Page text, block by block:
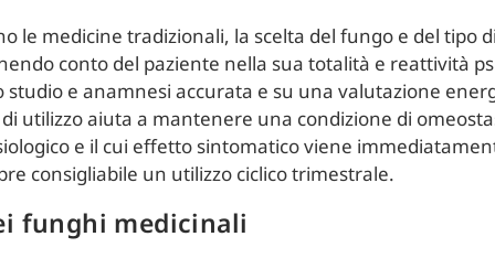
le medicine tradizionali, la scelta del fungo e del tipo
conto del paziente nella sua totalità e reattività
studio e anamnesi accurata e su una valutazione
utilizzo aiuta a mantenere una condizione di
e il cui effetto sintomatico viene
consigliabile un utilizzo ciclico trimestrale.
funghi medicinali